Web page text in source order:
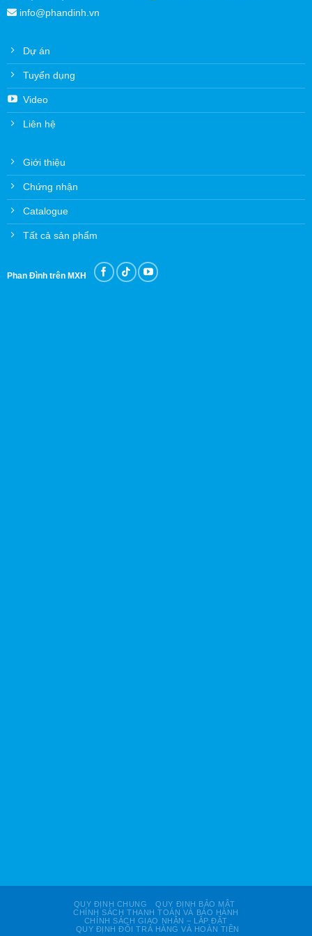
info@phandinh.vn
Dự án
Tuyển dụng
Video
Liên hệ
Giới thiệu
Chứng nhận
Catalogue
Tất cả sản phẩm
Phan Đình trên MXH
QUY ĐỊNH CHUNG
QUY ĐỊNH BẢO MẬT
CHÍNH SÁCH THANH TOÁN VÀ BẢO HÀNH
CHÍNH SÁCH GIAO NHẬN – LẮP ĐẶT
QUY ĐỊNH ĐỔI TRẢ HÀNG VÀ HOÀN TIỀN